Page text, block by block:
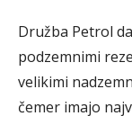
Družba Petrol
podzemnimi
velikimi
čemer imajo